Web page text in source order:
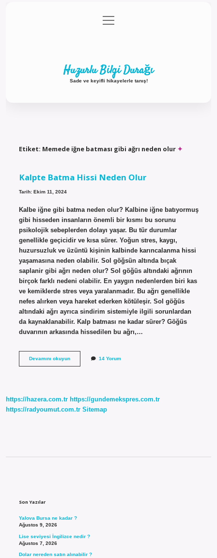
Gizlilik Politikası
menüyü
aç
Huzurlu Bilgi Durağı
Sade ve keyifli hikayelerle tanış!
Etiket: Memede iğne batması gibi ağrı neden olur
Kalpte Batma Hissi Neden Olur
Tarih: Ekim 11, 2024
Kalbe iğne gibi batma neden olur? Kalbine iğne batıyormuş
gibi hisseden insanların önemli bir kısmı bu sorunu
psikolojik sebeplerden dolayı yaşar. Bu tür durumlar
genellikle geçicidir ve kısa sürer. Yoğun stres, kaygı,
huzursuzluk ve üzüntü kişinin kalbinde karıncalanma hissi
yaşamasına neden olabilir. Sol göğsün altında bıçak
saplanir gibi ağrı neden olur? Sol göğüs altındaki ağrının
birçok farklı nedeni olabilir. En yaygın nedenlerden biri kas
ve kemiklerde stres veya yaralanmadır. Bu ağrı genellikle
nefes alırken veya hareket ederken kötüleşir. Sol göğüs
altındaki ağrı ayrıca sindirim sistemiyle ilgili sorunlardan
da kaynaklanabilir. Kalp batması ne kadar sürer? Göğüs
duvarının arkasında hissedilen bu ağrı,…
Devamını okuyunKalpte
14 Yorum
https://hazera.com.tr https://gundemekspres.com.tr
https://radyoumut.com.tr Sitemap
Son Yazılar
Yalova Bursa ne kadar ?
Ağustos 9, 2026
Lise seviyesi İngilizce nedir ?
Ağustos 7, 2026
Dolar nereden satın alınabilir ?